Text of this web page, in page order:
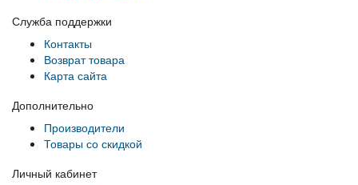
Служба поддержки
Контакты
Возврат товара
Карта сайта
Дополнительно
Производители
Товары со скидкой
Личный кабинет